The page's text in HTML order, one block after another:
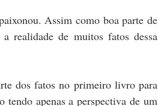
Assim como boa parte de
realidade de muitos fatos dessa
dos fatos no primeiro livro para
apenas a perspectiva de um